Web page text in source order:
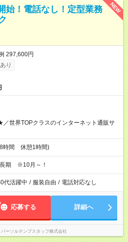
NEW
始！電話なし！定型業務
297,600円
り
世界TOPクラスのインターネット通販サ
時間 休憩1時間)
期 ※10月～！
代活躍中 / 服装自由 / 電話対応なし
応募する 詳細へ
パーソルテンプスタッフ株式会社